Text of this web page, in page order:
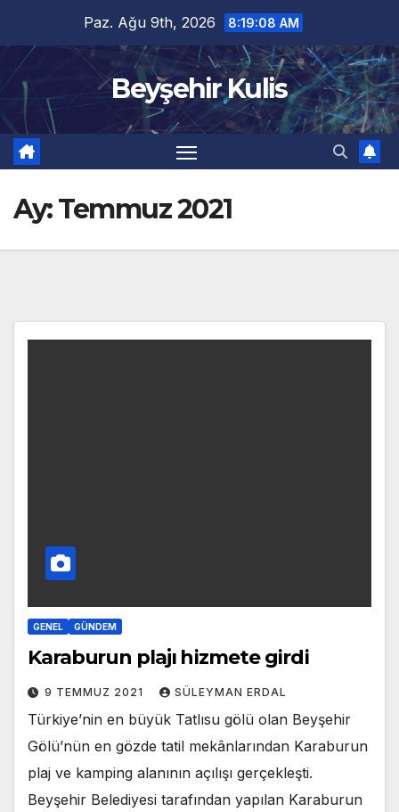
content
Paz. Ağu 9th, 2026 8:19:09 AM
Beyşehir Kulis
Ay:Temmuz 2021
GENEL GÜNDEM
Karaburun plajı hizmete girdi
9 TEMMUZ 2021 SÜLEYMAN ERDAL
Türkiye’nin en büyük Tatlısu gölü olan Beyşehir
Gölü’nün en gözde tatil mekânlarından Karaburun
plaj ve kamping alanının açılışı gerçekleşti.
Beyşehir Belediyesi tarafından yapılan Karaburun